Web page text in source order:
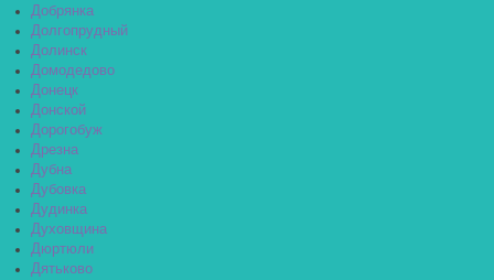
Добрянка
Долгопрудный
Долинск
Домодедово
Донецк
Донской
Дорогобуж
Дрезна
Дубна
Дубовка
Дудинка
Духовщина
Дюртюли
Дятьково